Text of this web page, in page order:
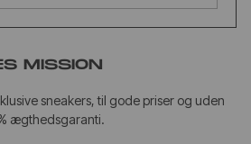
MISSION
sneakers, til gode priser og uden
ægthedsgaranti.